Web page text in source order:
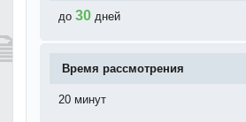
до 30 дней
Время рассмотрения
20 минут